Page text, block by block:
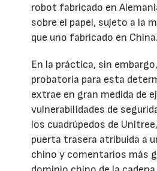
robot fabricado en
sobre el papel, sujeto a la
que uno fabricado en China.
En la práctica, sin
probatoria para esta
extrae en gran medida de
vulnerabilidades de
los cuadrúpedos de
puerta trasera atribuida a
chino y comentarios más